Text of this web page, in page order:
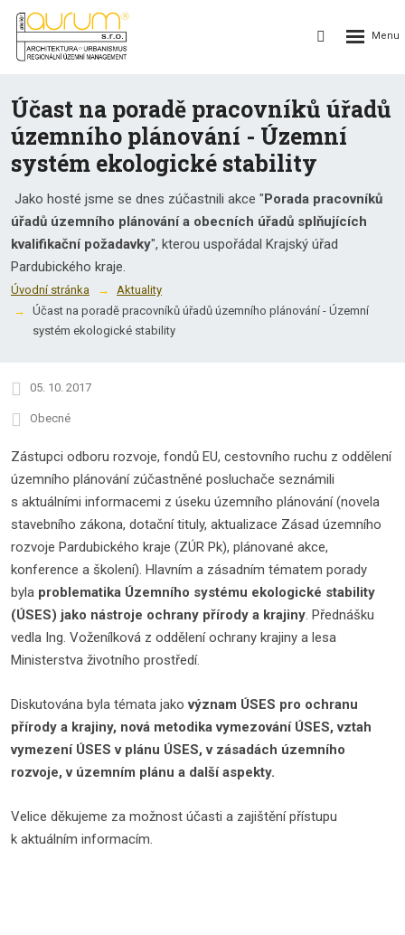
Vyhledávání
Rozbalení
Účast na poradě pracovníků úřadů
územního plánování - Územní
systém ekologické stability
Jako hosté jsme se dnes zúčastnili akce "Porada pracovníků
úřadů územního plánování a obecních úřadů splňujících
kvalifikační požadavky", kterou uspořádal Krajský úřad
Pardubického kraje.
Úvodní stránka
Aktuality
Účast na poradě pracovníků úřadů územního plánování - Územní
systém ekologické stability
05. 10. 2017
Obecné
Zástupci odboru rozvoje, fondů EU, cestovního ruchu z oddělení
územního plánování zúčastněné posluchače seznámili
s aktuálními informacemi z úseku územního plánování (novela
stavebního zákona, dotační tituly, aktualizace Zásad územního
rozvoje Pardubického kraje (ZÚR Pk), plánované akce,
konference a školení). Hlavním a zásadním tématem porady
byla problematika Územního systému ekologické stability
(ÚSES) jako nástroje ochrany přírody a krajiny. Přednášku
vedla Ing. Voženílková z oddělení ochrany krajiny a lesa
Ministerstva životního prostředí.
Diskutována byla témata jako význam ÚSES pro ochranu
přírody a krajiny, nová metodika vymezování ÚSES, vztah
vymezení ÚSES v plánu ÚSES, v zásadách územního
rozvoje, v územním plánu a další aspekty.
Velice děkujeme za možnost účasti a zajištění přístupu
k aktuálním informacím.